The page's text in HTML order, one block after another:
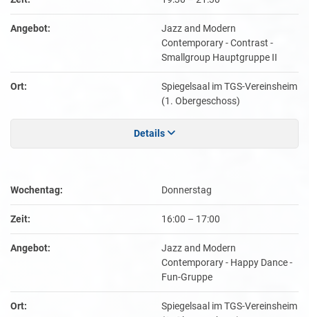
Angebot:
Jazz and Modern
Contemporary - Contrast -
Smallgroup Hauptgruppe II
Ort:
Spiegelsaal im TGS-Vereinsheim
(1. Obergeschoss)
Details
Wochentag: Donnerstag
Zeit: 16:00 – 17:00
Angebot:
Jazz and Modern
Contemporary - Happy Dance -
Fun-Gruppe
Ort:
Spiegelsaal im TGS-Vereinsheim